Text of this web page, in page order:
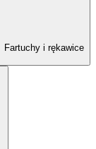
Fartuchy i rękawice